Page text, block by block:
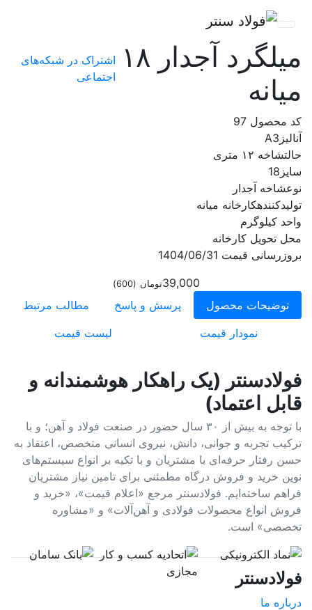
میلگرد آجدار ۱۸
میانه
اشتراک در شبکه‌های
اجتماعی
کد محصول 97
آنالیز A3
حالتشاخه ۱۲ متری
سایز 18
نوعشاخه آجدار
تولیدکنندهکارخانه میانه
واحد کیلوگرم
محل تحویل کارخانه
بروزرسانی قیمت 1404/06/31
39,000تومان (
600
)
توضیحات محصول پرسش و پاسخ
مطالب مرتبط
نمودار قیمت
لیست قیمت
فولادسنتر (یک راهکار هوشمندانه و
قابل اعتماد)
با توجه به بیش از ۳۰ سال حضور در صنعت فولاد و آهن؛ و با
ترکیب تجربه و جوانی، دانش، نیروی انسانی متخصص، اعتقاد به
حسن رفتار حرفه‌ای با مشتریان و با تکیه بر انواع سیستم‌های
نوین خرید و فروش درگاه مطمئنی برای تامین نیاز مشتریان
فراهم ساخته‌ایم. فولادسنتر مرجع «اعلام قیمت»، «خرید و
فروش انواع محصولات فولادی و آهن‌آلات» و «مشاوره
تخصصی» است.
فولادسنتر
درباره ما